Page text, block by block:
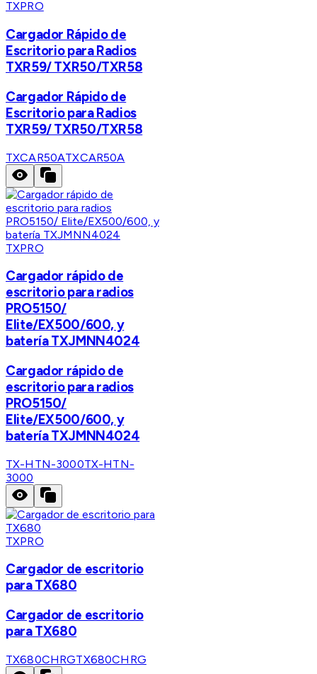
TXPRO
Cargador Rápido de
Escritorio para Radios
TXR59/ TXR50/TXR58
Cargador Rápido de
Escritorio para Radios
TXR59/ TXR50/TXR58
TXCAR50ATXCAR50A
TXPRO
Cargador rápido de
escritorio para radios
PRO5150/
Elite/EX500/600, y
batería TXJMNN4024
Cargador rápido de
escritorio para radios
PRO5150/
Elite/EX500/600, y
batería TXJMNN4024
TX-HTN-3000TX-HTN-
3000
TXPRO
Cargador de escritorio
para TX680
Cargador de escritorio
para TX680
TX680CHRGTX680CHRG